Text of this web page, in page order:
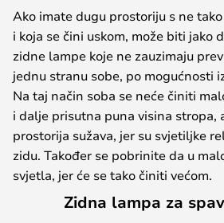
Ako imate dugu prostoriju s ne
i koja se čini uskom, može biti jako
zidne lampe koje ne zauzimaju
jednu stranu sobe, po mogućnosti
Na taj način soba se neće činiti
i dalje prisutna puna visina stropa,
prostorija sužava, jer su svjetiljke
zidu. Također se pobrinite da u
svjetla, jer će se tako činiti većom.
Zidna lampa za